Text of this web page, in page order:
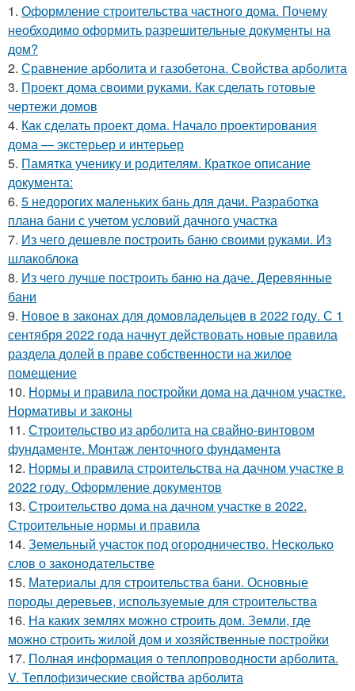
1. Оформление строительства частного дома. Почему
необходимо оформить разрешительные документы на
дом?
2. Сравнение арболита и газобетона. Свойства арболита
3. Проект дома своими руками. Как сделать готовые
чертежи домов
4. Как сделать проект дома. Начало проектирования
дома — экстерьер и интерьер
5. Памятка ученику и родителям. Краткое описание
документа:
6. 5 недорогих маленьких бань для дачи. Разработка
плана бани с учетом условий дачного участка
7. Из чего дешевле построить баню своими руками. Из
шлакоблока
8. Из чего лучше построить баню на даче. Деревянные
бани
9. Новое в законах для домовладельцев в 2022 году. С 1
сентября 2022 года начнут действовать новые правила
раздела долей в праве собственности на жилое
помещение
10. Нормы и правила постройки дома на дачном участке.
Нормативы и законы
11. Строительство из арболита на свайно-винтовом
фундаменте. Монтаж ленточного фундамента
12. Нормы и правила строительства на дачном участке в
2022 году. Оформление документов
13. Строительство дома на дачном участке в 2022.
Строительные нормы и правила
14. Земельный участок под огородничество. Несколько
слов о законодательстве
15. Материалы для строительства бани. Основные
породы деревьев, используемые для строительства
16. На каких землях можно строить дом. Земли, где
можно строить жилой дом и хозяйственные постройки
17. Полная информация о теплопроводности арболита.
V. Теплофизические свойства арболита